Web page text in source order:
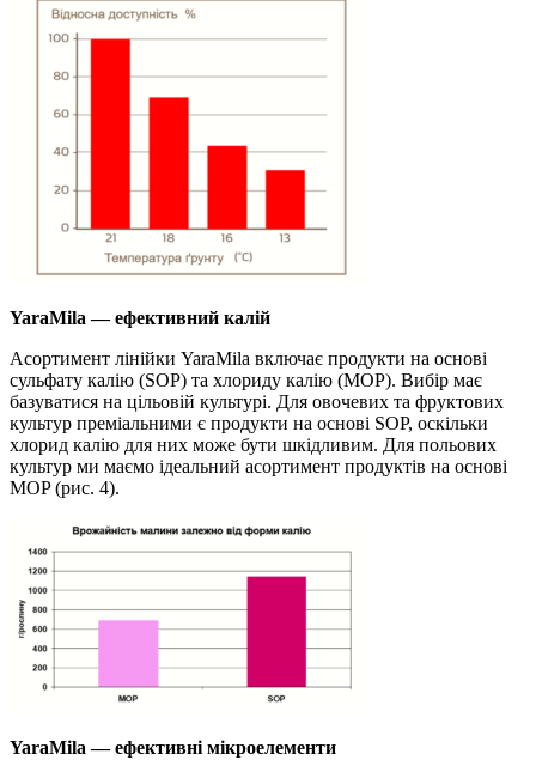
YaraMila — ефективний калій
Асортимент лінійки YaraMila включає продукти на основі
сульфату калію (SOP) та хлориду калію (MOP). Вибір має
базуватися на цільовій культурі. Для овочевих та фруктових
культур преміальними є продукти на основі SOP, оскільки
хлорид калію для них може бути шкідливим. Для польових
культур ми маємо ідеальний асортимент продуктів на основі
MOP (рис. 4).
YaraMila — ефективні мікроелементи